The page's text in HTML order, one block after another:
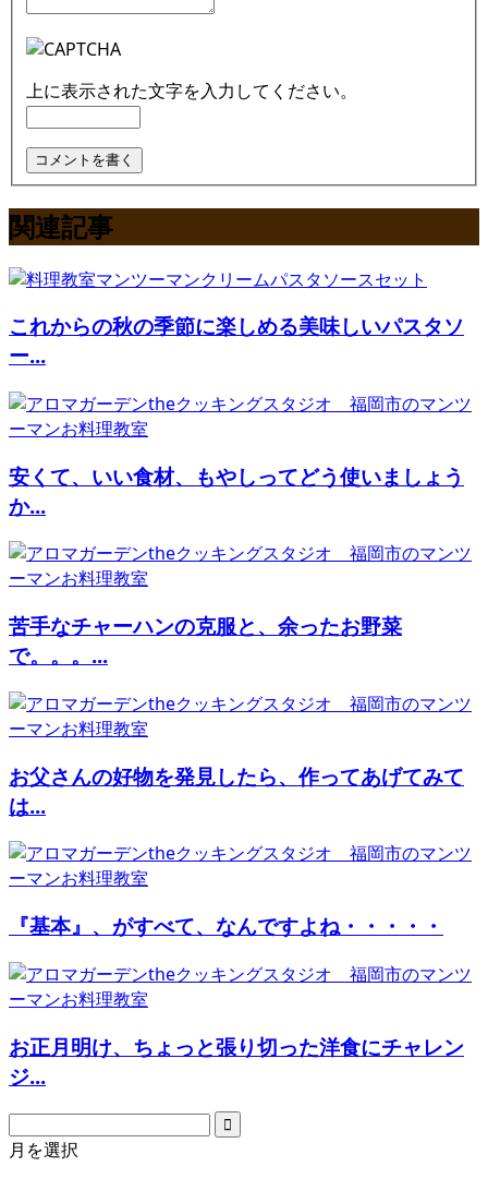
上に表示された文字を入力してください。
関連記事
これからの秋の季節に楽しめる美味しいパスタソ
ー...
安くて、いい食材、もやしってどう使いましょう
か...
苦手なチャーハンの克服と、余ったお野菜
で。。。...
お父さんの好物を発見したら、作ってあげてみて
は...
『基本』、がすべて、なんですよね・・・・・
お正月明け、ちょっと張り切った洋食にチャレン
ジ...
月を選択